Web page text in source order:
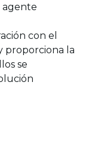
agente
con el
proporciona la
se